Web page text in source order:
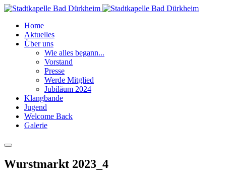
Home
Aktuelles
Über uns
Wie alles begann...
Vorstand
Presse
Werde Mitglied
Jubiläum 2024
Klangbande
Jugend
Welcome Back
Galerie
Wurstmarkt 2023_4